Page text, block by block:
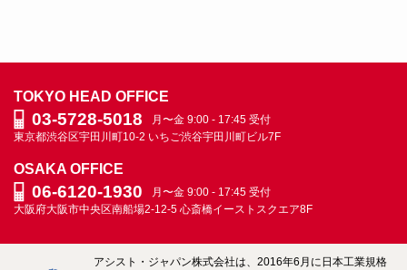
ブ
グ
ARCHIVE
TOKYO HEAD OFFICE
03-5728-5018
月〜金 9:00 - 17:45 受付
東京都渋谷区宇田川町10-2 いちご渋谷宇田川町ビル7F
OSAKA OFFICE
06-6120-1930
月〜金 9:00 - 17:45 受付
大阪府大阪市中央区南船場2-12-5 心斎橋イーストスクエア8F
アシスト・ジャパン株式会社は、2016年6月に日本工業規格